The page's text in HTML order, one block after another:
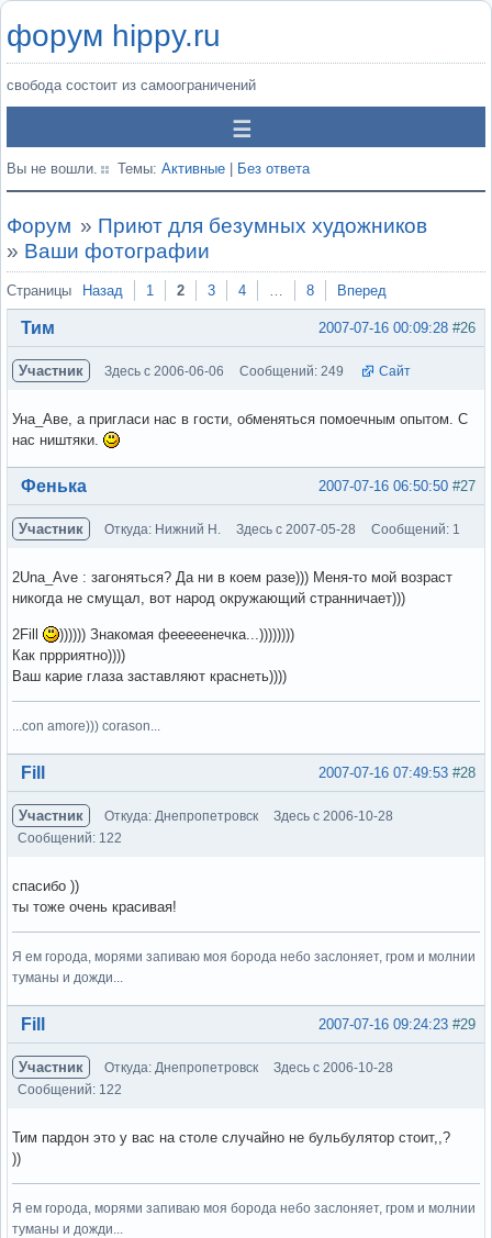
форум hippy.ru
свобода состоит из самоограничений
Вы не вошли. Темы: Активные Без ответа
Форум » Приют для безумных художников
» Ваши фотографии
Страницы Назад 1 2 3 4 … 8 Вперед
#26
2007-07-16 00:09:28
Тим
Участник Здесь с 2006-06-06 Сообщений: 249 Сайт
Уна_Аве, а пригласи нас в гости, обменяться помоечным опытом. С
нас ништяки.
Вне форума #27
2007-07-16 06:50:50
Фенька
Участник Откуда: Нижний Н. Здесь с 2007-05-28 Сообщений: 1
2Una_Ave : загоняться? Да ни в коем разе))) Меня-то мой возраст
никогда не смущал, вот народ окружающий странничает)))
2Fill
)))))) Знакомая фееееенечка...))))))))
Как пррриятно))))
Ваш карие глаза заставляют краснеть))))
...con amore))) corason...
Вне форума #28
2007-07-16 07:49:53
Fill
Участник Откуда: Днепропетровск
Здесь с 2006-10-28
Сообщений: 122
спасибо ))
ты тоже очень красивая!
Я ем города, морями запиваю моя борода небо заслоняет, гром и молнии
туманы и дожди...
Вне форума #29
2007-07-16 09:24:23
Fill
Участник Откуда: Днепропетровск
Здесь с 2006-10-28
Сообщений: 122
Тим пардон это у вас на столе случайно не бульбулятор стоит,,?
))
Я ем города, морями запиваю моя борода небо заслоняет, гром и молнии
туманы и дожди...